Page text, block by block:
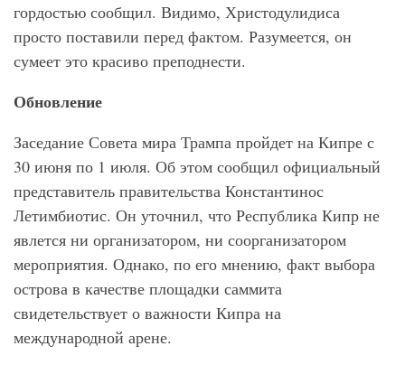
гордостью сообщил. Видимо, Христодулидиса
просто поставили перед фактом. Разумеется, он
сумеет это красиво преподнести.
Обновление
Заседание Совета мира Трампа пройдет на Кипре с
30 июня по 1 июля. Об этом сообщил официальный
представитель правительства Константинос
Летимбиотис. Он уточнил, что Республика Кипр не
явлется ни организатором, ни соорганизатором
мероприятия. Однако, по его мнению, факт выбора
острова в качестве площадки саммита
свидетельствует о важности Кипра на
международной арене.